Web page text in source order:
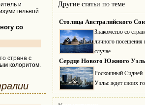
и
со
страна с
колоритом.
Другие статьи по теме
Столица Австралийского
Знакомство со
личного посещения
случае...
Сердце Нового Южного
Роскошный
Уэльс ждет своих